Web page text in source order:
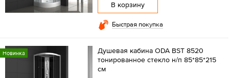
В корзину
Быстрая покупка
Новинка
Душевая кабина ODA BST 8520
тонированное стекло н/п 85*85*215
см